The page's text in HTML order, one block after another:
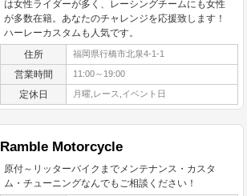
は女性ライダーが多く、レーシングチームにも女性
が多数在籍。あなたのチャレンジを応援致します！
ハーレーカスタムも人気です。
住所 福岡県行橋市北泉4-1-1
営業時間 11:00～19:00
定休日 月曜,レース,イベント日
Ramble Motorcycle
原付～リッターバイクまでメンテナンス・カスタ
ム・チューニングなんでもご相談ください！